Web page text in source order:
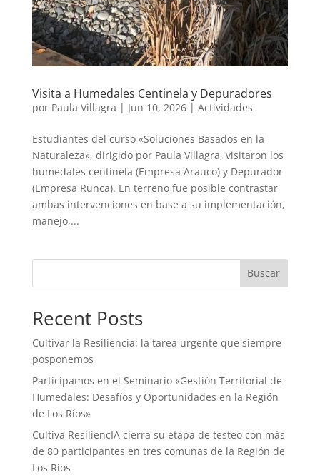
Visita a Humedales Centinela y Depuradores
por Paula Villagra | Jun 10, 2026| Actividades
Estudiantes del curso «Soluciones Basados en la
Naturaleza», dirigido por Paula Villagra, visitaron los
humedales centinela (Empresa Arauco) y Depurador
(Empresa Runca). En terreno fue posible contrastar
ambas intervenciones en base a su implementación,
manejo,...
Buscar
Recent Posts
Cultivar la Resiliencia: la tarea urgente que siempre
posponemos
Participamos en el Seminario «Gestión Territorial de
Humedales: Desafíos y Oportunidades en la Región
de Los Ríos»
Cultiva ResiliencIA cierra su etapa de testeo con más
de 80 participantes en tres comunas de la Región de
Los Ríos